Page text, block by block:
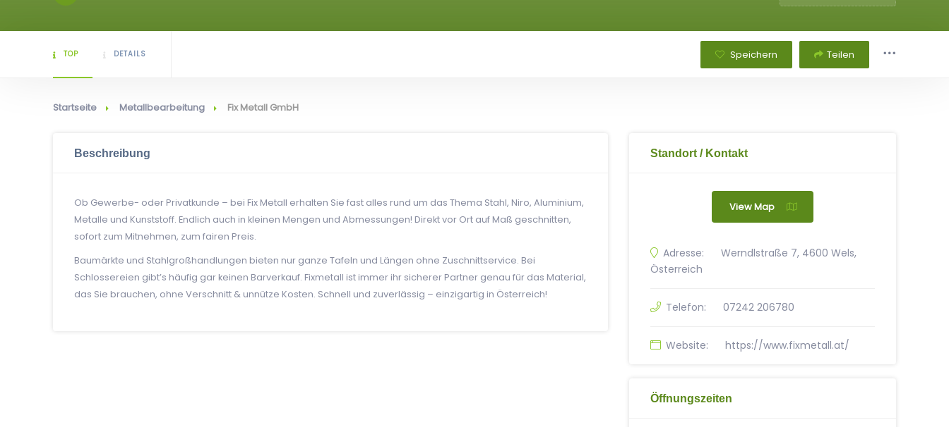
TOP DETAILS Speichern Teilen
Startseite Metallbearbeitung Fix Metall GmbH
Beschreibung
Ob Gewerbe- oder Privatkunde – bei Fix Metall erhalten Sie fast alles rund um das Thema Stahl, Niro, Aluminium,
Metalle und Kunststoff. Endlich auch in kleinen Mengen und Abmessungen! Direkt vor Ort auf Maß geschnitten,
sofort zum Mitnehmen, zum fairen Preis.
Baumärkte und Stahlgroßhandlungen bieten nur ganze Tafeln und Längen ohne Zuschnittservice. Bei
Schlossereien gibt’s häufig gar keinen Barverkauf. Fixmetall ist immer ihr sicherer Partner genau für das Material,
das Sie brauchen, ohne Verschnitt & unnütze Kosten. Schnell und zuverlässig – einzigartig in Österreich!
Standort / Kontakt
View Map
Adresse:
Werndlstraße 7, 4600 Wels,
Österreich
Telefon: 07242 206780
Website: https://www.fixmetall.at/
Öffnungszeiten